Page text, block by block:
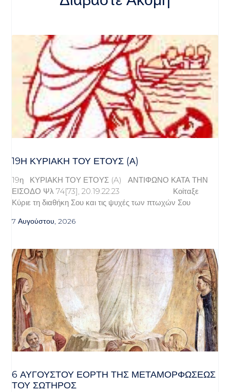
19Η ΚΥΡΙΑΚΉ ΤΟΥ ΈΤΟΥΣ (Α)
19η ΚΥΡΙΑΚΗ ΤΟΥ ΕΤΟΥΣ (A) ΑΝΤΙΦΩΝΟ ΚΑΤΑ ΤΗΝ
ΕΙΣΟΔΟ Ψλ 74[73], 20.19.22.23 Κοίταξε
Κύριε τη διαθήκη Σου και τις ψυχές των πτωχών Σου
7 Αυγούστου, 2026
6 ΑΥΓΟΥΣΤΟΥ ΕΟΡΤΗ ΤΗΣ ΜΕΤΑΜΟΡΦΩΣΕΩΣ
ΤΟΥ ΣΩΤΗΡΟΣ